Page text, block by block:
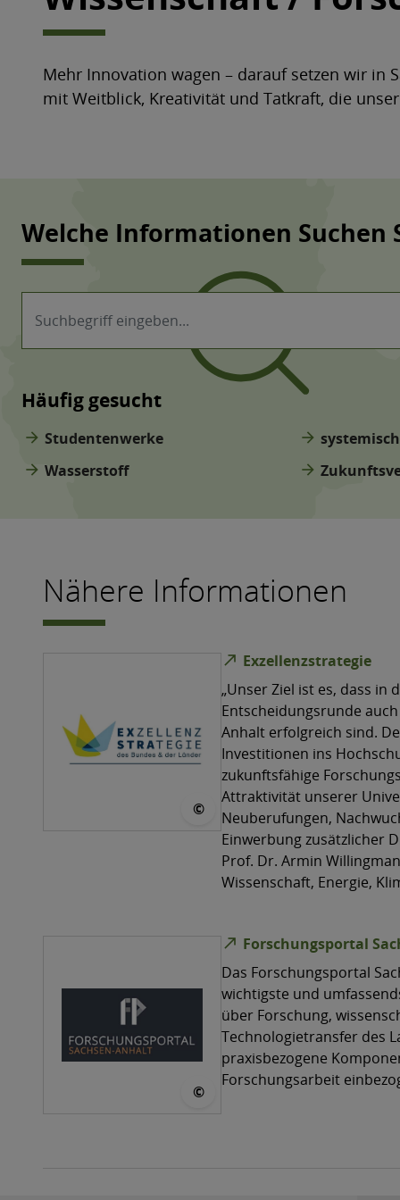
Mehr Innovation wagen – darauf setzen wir in
mit Weitblick, Kreativität und Tatkraft, die
Welche Informationen Suchen
Häufig gesucht
arrow_forward Studentenwerke arrow_forward
arrow_forward Wasserstoff arrow_forward
Nähere Informationen
© © DFG
north_east Exzellenzstrategie
„Unser Ziel ist es, dass in
Entscheidungsrunde
Anhalt erfolgreich sind.
Investitionen ins
zukunftsfähige
Attraktivität unserer
Neuberufungen,
Einwerbung zusätzlicher
Prof. Dr. Armin
Wissenschaft, Energie,
© © Jörg Steinhauer
north_east Forschungsportal
Das Forschungsportal
wichtigste und
über Forschung,
Technologietransfer des
praxisbezogene
Forschungsarbeit